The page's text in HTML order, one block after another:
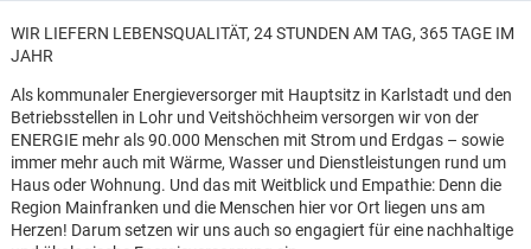
WIR LIEFERN LEBENSQUALITÄT, 24 STUNDEN AM TAG, 365 TAGE IM
JAHR
Als kommunaler Energieversorger mit Hauptsitz in Karlstadt und den
Betriebsstellen in Lohr und Veitshöchheim versorgen wir von der
ENERGIE mehr als 90.000 Menschen mit Strom und Erdgas – sowie
immer mehr auch mit Wärme, Wasser und Dienstleistungen rund um
Haus oder Wohnung. Und das mit Weitblick und Empathie: Denn die
Region Mainfranken und die Menschen hier vor Ort liegen uns am
Herzen! Darum setzen wir uns auch so engagiert für eine nachhaltige